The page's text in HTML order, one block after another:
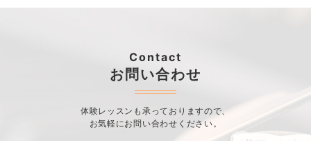
Contact
お問い合わせ
体験レッスンも承っておりますので、
お気軽にお問い合わせください。